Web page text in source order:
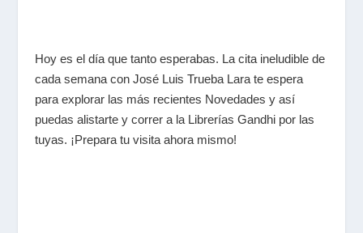
Hoy es el día que tanto esperabas. La cita ineludible de
cada semana con José Luis Trueba Lara te espera
para explorar las más recientes Novedades y así
puedas alistarte y correr a la Librerías Gandhi por las
tuyas. ¡Prepara tu visita ahora mismo!